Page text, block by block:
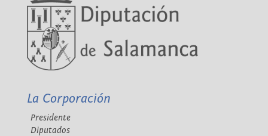
La Corporación
Presidente
Diputados